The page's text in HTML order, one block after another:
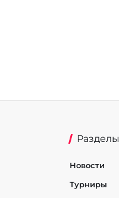
Разделы
Новости
Турниры